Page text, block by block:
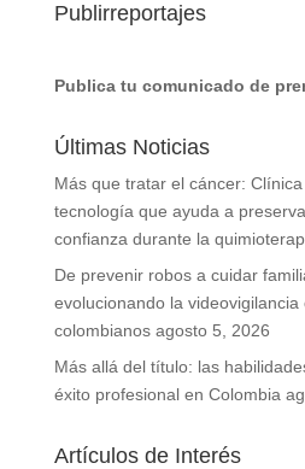
Publirreportajes
Publica tu comunicado de
Últimas Noticias
Más que tratar el cáncer:
tecnología que ayuda a
confianza durante la
De prevenir robos a cuidar
evolucionando la
colombianos agosto 5, 2026
Más allá del título: las
éxito profesional en Colombia
Artículos de Interés